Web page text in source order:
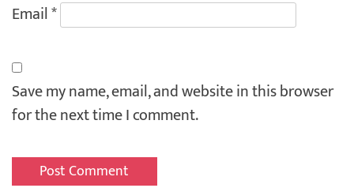
Email*
Save my name, email, and website in this browser
for the next time I comment.